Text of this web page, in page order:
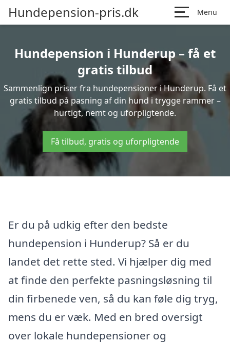
Hundepension-pris.dk Menu
Hundepension i Hunderup – få et
gratis tilbud
Sammenlign priser fra hundepensioner i Hunderup. Få et
gratis tilbud på pasning af din hund i trygge rammer –
hurtigt, nemt og uforpligtende.
Få tilbud, gratis og uforpligtende
Er du på udkig efter den bedste
hundepension i Hunderup? Så er du
landet det rette sted. Vi hjælper dig med
at finde den perfekte pasningsløsning til
din firbenede ven, så du kan føle dig tryg,
mens du er væk. Med en bred oversigt
over lokale hundepensioner og